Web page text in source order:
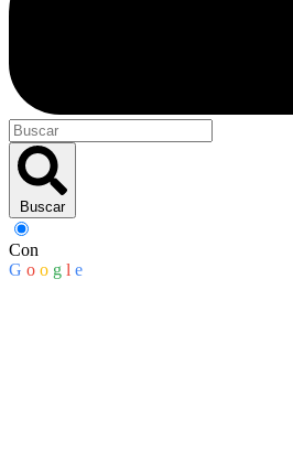
Buscar
Con
G o o g l e